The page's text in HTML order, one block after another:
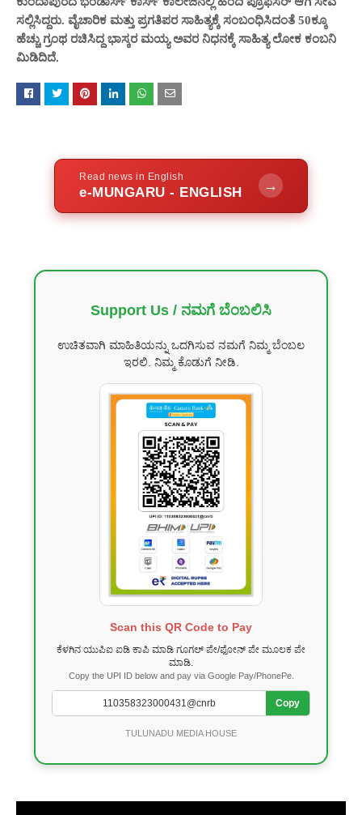
ಸಲ್ಲಿಸಿದ್ದರು. ವೈಚಾರಿಕ ಮತ್ತು ಪ್ರಗತಿಪರ ಸಾಹಿತ್ಯಕ್ಕೆ ಸಂಬಂಧಿಸಿದಂತೆ 50ಕ್ಕೂ
ಹೆಚ್ಚು ಗ್ರಂಥ ರಚಿಸಿದ್ದ ಭಾಸ್ಕರ ಮಯ್ಯ ಅವರ ನಿಧನಕ್ಕೆ ಸಾಹಿತ್ಯ ಲೋಕ ಕಂಬನಿ
ಮಿಡಿದಿದೆ.
Read news in English
e-MUNGARU - ENGLISH →
Support Us / ನಮಗೆ ಬೆಂಬಲಿಸಿ
ಉಚಿತವಾಗಿ ಮಾಹಿತಿಯನ್ನು ಒದಗಿಸುವ ನಮಗೆ ನಿಮ್ಮ ಬೆಂಬಲ
ಇರಲಿ. ನಿಮ್ಮ ಕೊಡುಗೆ ನೀಡಿ.
Scan this QR Code to Pay
ಕೆಳಗಿನ ಯುಪಿಐ ಐಡಿ ಕಾಪಿ ಮಾಡಿ ಗೂಗಲ್ ಪೇ/ಫೋನ್ ಪೇ ಮೂಲಕ ಪೇ
ಮಾಡಿ.
Copy the UPI ID below and pay via Google Pay/PhonePe.
Copy
TULUNADU MEDIA HOUSE